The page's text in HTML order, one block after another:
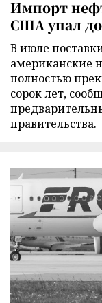
Импорт
США упал
В июле
американские
полностью
сорок лет,
правительства.